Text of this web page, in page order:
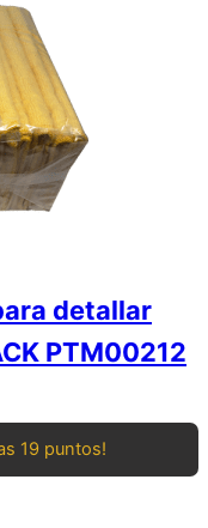
detallar
PTM00212
19 puntos!